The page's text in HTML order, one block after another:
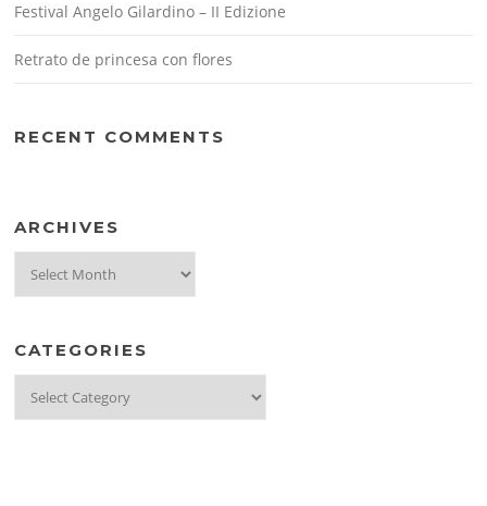
Festival Angelo Gilardino – II Edizione
Retrato de princesa con flores
RECENT COMMENTS
ARCHIVES
CATEGORIES